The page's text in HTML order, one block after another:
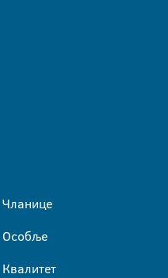
Чланице
Особље
Квалитет